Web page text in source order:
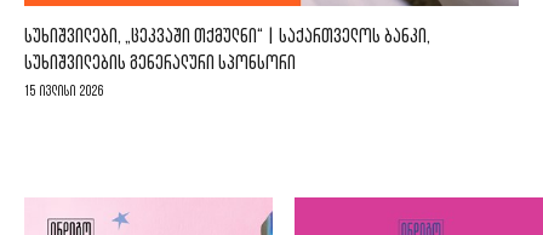
ᲡᲣᲮᲘᲨᲕᲘᲚᲔᲑᲘ, „ᲪᲔᲙᲕᲐᲨᲘ ᲗᲥᲛᲣᲚᲜᲘ“ | ᲡᲐᲥᲐᲠᲗᲕᲔᲚᲝᲡ ᲑᲐᲜᲙᲘ,
ᲡᲣᲮᲘᲨᲕᲘᲚᲔᲑᲘᲡ ᲒᲔᲜᲔᲠᲐᲚᲣᲠᲘ ᲡᲞᲝᲜᲡᲝᲠᲘ
15 ივლისი 2026